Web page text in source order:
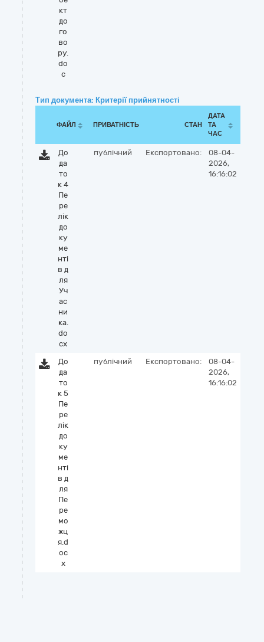
кт
до
го
во
ру.
do
c
Тип документа: Критерії прийнятності
ФАЙЛ ПРИВАТНІСТЬ СТАН
ДАТА
ТА
ЧАС
До
да
то
к 4
Пе
ре
лік
до
ку
ме
нті
в д
ля
Уч
ас
ни
ка.
do
cx
публічний Експортовано:
08-04-
2026,
16:16:02
До
да
то
к 5
Пе
ре
лік
до
ку
ме
нті
в д
ля
Пе
ре
мо
жц
я.d
oc
x
публічний Експортовано:
08-04-
2026,
16:16:02